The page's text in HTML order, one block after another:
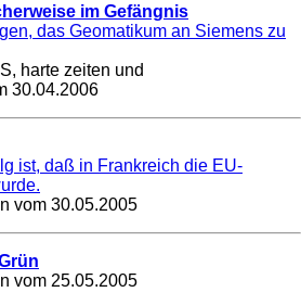
im Gefängnis
das Geomatikum an Siemens zu
harte zeiten und
30.04.2006
ist, daß in Frankreich die EU-
vom 30.05.2005
vom 25.05.2005